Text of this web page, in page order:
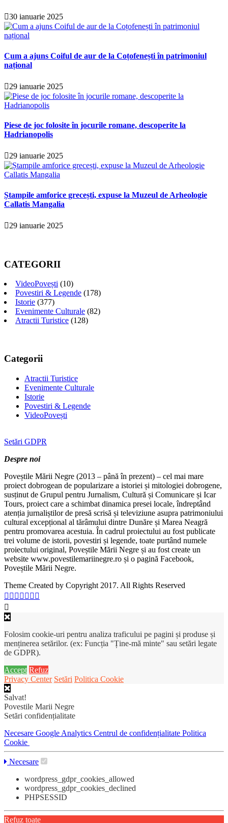
30 ianuarie 2025
Cum a ajuns Coiful de aur de la Coțofenești în patrimoniul
național
29 ianuarie 2025
Piese de joc folosite în jocurile romane, descoperite la
Hadrianopolis
29 ianuarie 2025
Ștampile amforice grecești, expuse la Muzeul de Arheologie
Callatis Mangalia
29 ianuarie 2025
CATEGORII
VideoPovești (10)
Povestiri & Legende (178)
Istorie (377)
Evenimente Culturale (82)
Atractii Turistice (128)
Categorii
Atractii Turistice
Evenimente Culturale
Istorie
Povestiri & Legende
VideoPovești
Setări GDPR
Despre noi
Poveștile Mării Negre (2013 – până în prezent) – cel mai mare
proiect dobrogean de popularizare a istoriei și mitologiei dobrogene,
susținut de Grupul pentru Jurnalism, Cultură și Comunicare și Icar
Tours, proiect care a schimbat dinamica presei locale, îndreptând
atenția jurnaliștilor de presă scrisă și televiziune asupra patrimoniului
cultural excepțional al tărâmului dintre Dunăre și Marea Neagră
pentru promovarea acestuia. În cadrul proiectului au fost publicate
trei volume de istorii, povestiri și legende, toate purtând numele
proiectului original, Poveștile Mării Negre și au fost create un
website www.povestilemariinegre.ro și o pagină Facebook,
Poveștile Mării Negre.
Theme Created by Copyright 2017. All Rights Reserved
Folosim cookie-uri pentru analiza traficului pe pagini și produse și
menținerea setărilor. (ex: Funcția "Ține-mă minte" sau setări legate
de GDPR).
Accept Refuz
Privacy Center Setări Politica Cookie
Salvat!
Povestile Marii Negre
Setări confidențialitate
Necesare Google Analytics Centrul de confidențialitate Politica
Cookie
Necesare
wordpress_gdpr_cookies_allowed
wordpress_gdpr_cookies_declined
PHPSESSID
Refuz toate